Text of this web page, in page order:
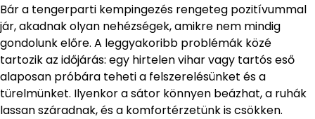
Bár a tengerparti kempingezés rengeteg pozitívummal
jár, akadnak olyan nehézségek, amikre nem mindig
gondolunk előre. A leggyakoribb problémák közé
tartozik az időjárás: egy hirtelen vihar vagy tartós eső
alaposan próbára teheti a felszerelésünket és a
türelmünket. Ilyenkor a sátor könnyen beázhat, a ruhák
lassan száradnak, és a komfortérzetünk is csökken.